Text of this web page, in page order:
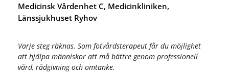
Medicinsk Vårdenhet C, Medicinkliniken,
Länssjukhuset Ryhov
Varje steg räknas. Som fotvårdsterapeut får du möjlighet
att hjälpa människor att må bättre genom professionell
vård, rådgivning och omtanke.